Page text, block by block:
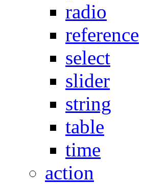
radio
reference
select
slider
string
table
time
action